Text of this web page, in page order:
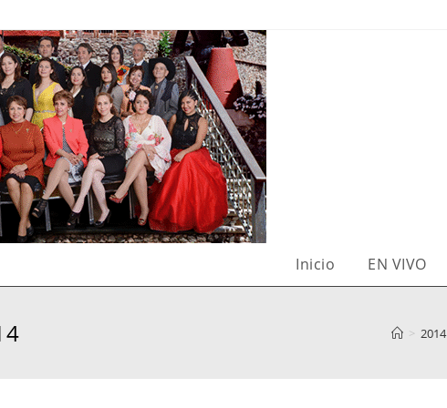
Inicio EN VIVO
> 2014